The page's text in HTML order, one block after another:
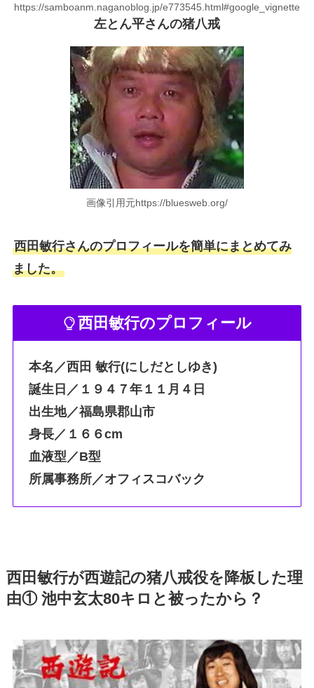
https://samboanm.naganoblog.jp/e773545.html#google_vignette
左とん平さんの猪八戒
画像引用元https://bluesweb.org/
西田敏行さんのプロフィールを簡単にまとめてみ
ました。
西田敏行のプロフィール
本名／西田 敏行(にしだとしゆき)
誕生日／１９４７年１１月４日
出生地／福島県郡山市
身長／１６６cm
血液型／B型
所属事務所／オフィスコバック
西田敏行が西遊記の猪八戒役を降板した理
由① 池中玄太80キロと被ったから？